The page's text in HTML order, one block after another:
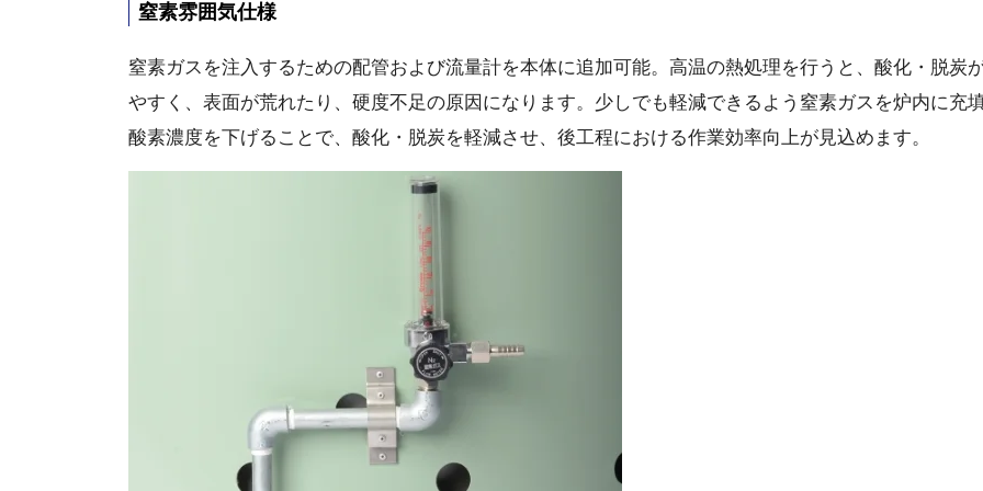
窒素雰囲気仕様
窒素ガスを注入するための配管および流量計を本体に追加可能。高温の熱処理を行うと、酸化・脱炭
やすく、表面が荒れたり、硬度不足の原因になります。少しでも軽減できるよう窒素ガスを炉内に充填
酸素濃度を下げることで、酸化・脱炭を軽減させ、後工程における作業効率向上が見込めます。